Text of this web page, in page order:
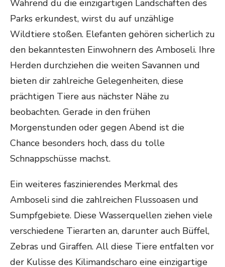
Während du die einzigartigen Landschaften des
Parks erkundest, wirst du auf unzählige
Wildtiere stoßen. Elefanten gehören sicherlich zu
den bekanntesten Einwohnern des Amboseli. Ihre
Herden durchziehen die weiten Savannen und
bieten dir zahlreiche Gelegenheiten, diese
prächtigen Tiere aus nächster Nähe zu
beobachten. Gerade in den frühen
Morgenstunden oder gegen Abend ist die
Chance besonders hoch, dass du tolle
Schnappschüsse machst.
Ein weiteres faszinierendes Merkmal des
Amboseli sind die zahlreichen Flussoasen und
Sumpfgebiete. Diese Wasserquellen ziehen viele
verschiedene Tierarten an, darunter auch Büffel,
Zebras und Giraffen. All diese Tiere entfalten vor
der Kulisse des Kilimandscharo eine einzigartige